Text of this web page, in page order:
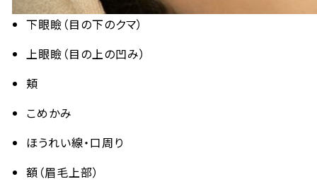
下眼瞼（目の下のクマ）
上眼瞼（目の上の凹み）
頬
こめかみ
ほうれい線・口周り
額（眉毛上部）